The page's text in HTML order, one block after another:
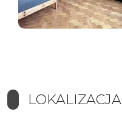
LOKALIZACJA